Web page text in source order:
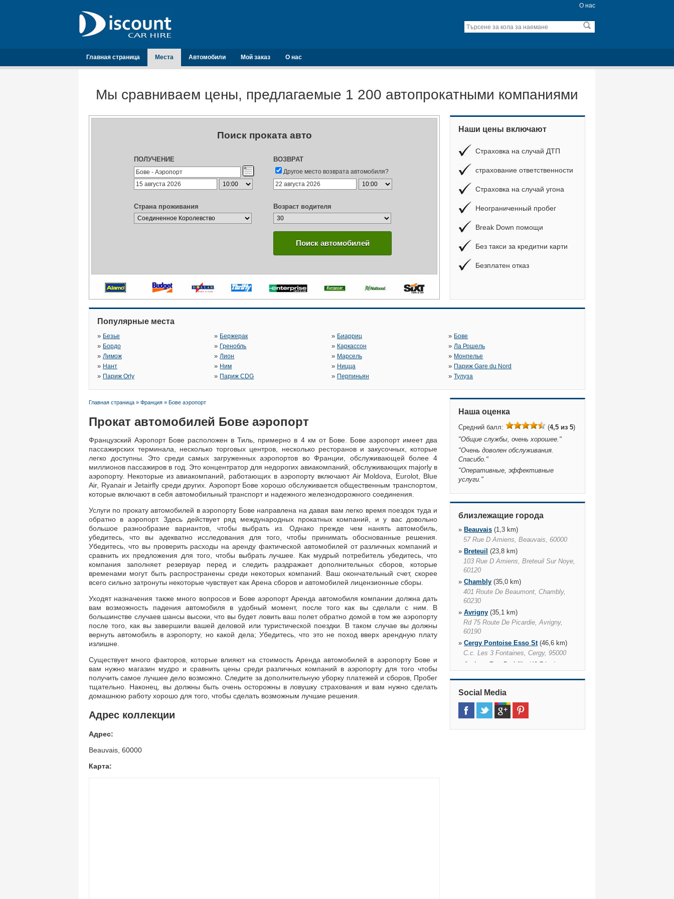
О нас
Главная страница Места Автомобили Мой заказ О нас
Мы сравниваем цены, предлагаемые 1 200 автопрокатными компаниями
Поиск проката авто
ПОЛУЧЕНИЕ ВОЗВРАТ
Другое место возврата автомобиля?
Страна проживания Возраст водителя
Поиск автомобилей
Наши цены включают
Страховка на случай ДТП
страхование ответственности
Страховка на случай угона
Неограниченный пробег
Break Down помощи
Без такси за кредитни карти
Безплатен отказ
Популярные места
» Безье » Бержерак » Биарриц » Бове
» Бордо » Гренобль » Каркассон »Ла Рошель
» Лимож »Лион » Марсель » Монпелье
» Нант » Ним » Ницца » Париж Gare du Nord
» Париж Orly » Париж CDG » Перпиньян »Тулуза
Главная страница » Франция » Бове аэропорт
Прокат автомобилей Бове аэропорт
Французский Аэропорт Бове расположен в Тиль, примерно в 4 км от Бове. Бове аэропорт имеет два
пассажирских терминала, несколько торговых центров, несколько ресторанов и закусочных, которые
легко доступны. Это среди самых загруженных аэропортов во Франции, обслуживающей более 4
миллионов пассажиров в год. Это концентратор для недорогих авиакомпаний, обслуживающих majorly в
аэропорту. Некоторые из авиакомпаний, работающих в аэропорту включают Air Moldova, Eurolot, Blue
Air, Ryanair и Jetairfly среди других. Аэропорт Бове хорошо обслуживается общественным транспортом,
которые включают в себя автомобильный транспорт и надежного железнодорожного соединения.
Услуги по прокату автомобилей в аэропорту Бове направлена на давая вам легко время поездок туда и
обратно в аэропорт. Здесь действует ряд международных прокатных компаний, и у вас довольно
большое разнообразие вариантов, чтобы выбрать из. Однако прежде чем нанять автомобиль,
убедитесь, что вы адекватно исследования для того, чтобы принимать обоснованные решения.
Убедитесь, что вы проверить расходы на аренду фактической автомобилей от различных компаний и
сравнить их предложения для того, чтобы выбрать лучшее. Как мудрый потребитель убедитесь, что
компания заполняет резервуар перед и следить раздражает дополнительных сборов, которые
временами могут быть распространены среди некоторых компаний. Ваш окончательный счет, скорее
всего сильно затронуты некоторые чувствует как Арена сборов и автомобилей лицензионные сборы.
Уходят назначения также много вопросов и Бове аэропорт Аренда автомобиля компании должна дать
вам возможность падения автомобиля в удобный момент, после того как вы сделали с ним. В
большинстве случаев шансы высоки, что вы будет ловить ваш полет обратно домой в том же аэропорту
после того, как вы завершили вашей деловой или туристической поездки. В таком случае вы должны
вернуть автомобиль в аэропорту, но какой дела; Убедитесь, что это не поход вверх арендную плату
излишне.
Существует много факторов, которые влияют на стоимость Аренда автомобилей в аэропорту Бове и
вам нужно магазин мудро и сравнить цены среди различных компаний в аэропорту для того чтобы
получить самое лучшее дело возможно. Следите за дополнительную уборку платежей и сборов, Пробег
тщательно. Наконец, вы должны быть очень осторожны в ловушку страхования и вам нужно сделать
домашнюю работу хорошо для того, чтобы сделать возможным лучшие решения.
Адрес коллекции
Адрес:
Beauvais, 60000
Карта:
Наша оценка
Средний балл: (4,5 из 5)
"Общие службы, очень хорошее. "
"Очень доволен обслуживания.
Спасибо. "
"Оперативные, эффективные
услуги. "
близлежащие города
» Beauvais (1,3 km)
57 Rue D Amiens, Beauvais, 60000
» Breteuil (23,8 km)
103 Rue D Amiens, Breteuil Sur Noye,
60120
» Chambly (35,0 km)
401 Route De Beaumont, Chambly,
60230
» Avrigny (35,1 km)
Rd 75 Route De Picardie, Avrigny,
60190
» Cergy Pontoise Esso St(46,6 km)
C.c. Les 3 Fontaines, Cergy, 95000
Amiens Rue De L'ile
(48,7 km)
Gare Sncf, Pkg Amiens 2 Lvl 1 Places
G, Amiens, 80000
»Амьен(51,5 km)
Social Media